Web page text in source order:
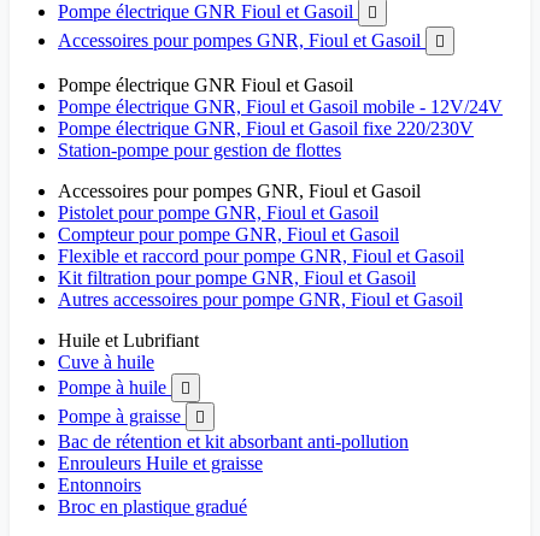
Pompe électrique GNR Fioul et Gasoil

Accessoires pour pompes GNR, Fioul et Gasoil 
Pompe électrique GNR Fioul et Gasoil
Pompe électrique GNR, Fioul et Gasoil mobile - 12V/24V
Pompe électrique GNR, Fioul et Gasoil fixe 220/230V
Station-pompe pour gestion de flottes
Accessoires pour pompes GNR, Fioul et Gasoil
Pistolet pour pompe GNR, Fioul et Gasoil
Compteur pour pompe GNR, Fioul et Gasoil
Flexible et raccord pour pompe GNR, Fioul et Gasoil
Kit filtration pour pompe GNR, Fioul et Gasoil
Autres accessoires pour pompe GNR, Fioul et Gasoil
Huile et Lubrifiant
Cuve à huile
Pompe à huile

Pompe à graisse 
Bac de rétention et kit absorbant anti-pollution
Enrouleurs Huile et graisse
Entonnoirs
Broc en plastique gradué